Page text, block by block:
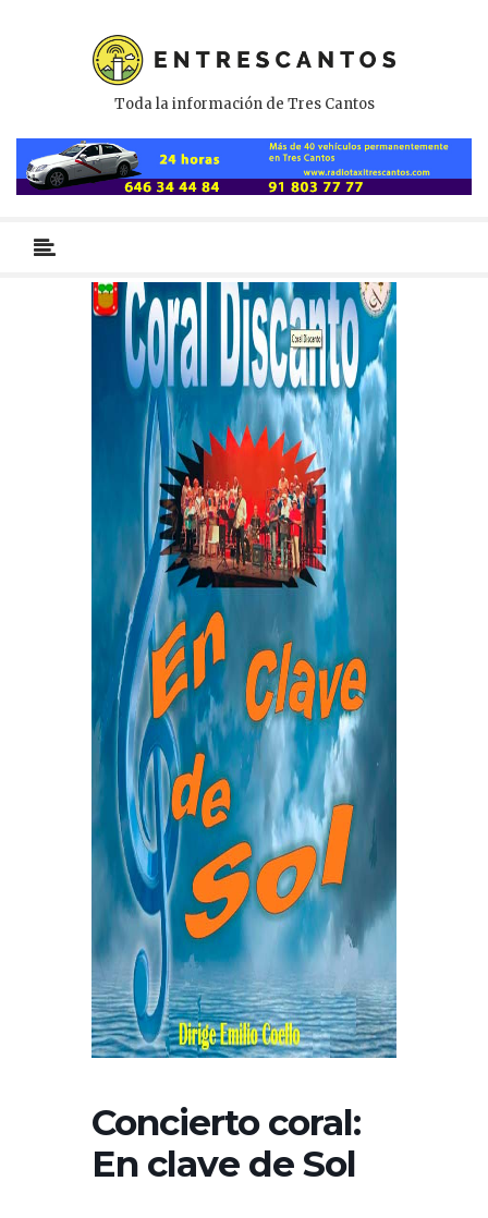
Toda la información de Tres Cantos
primario
Concierto coral:
En clave de Sol